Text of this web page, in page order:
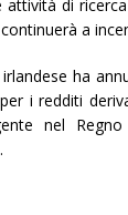
di
a
ha
per i redditi
nel Regno